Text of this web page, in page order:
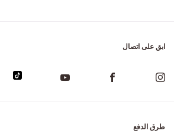
ابق على اتصال
طرق الدفع